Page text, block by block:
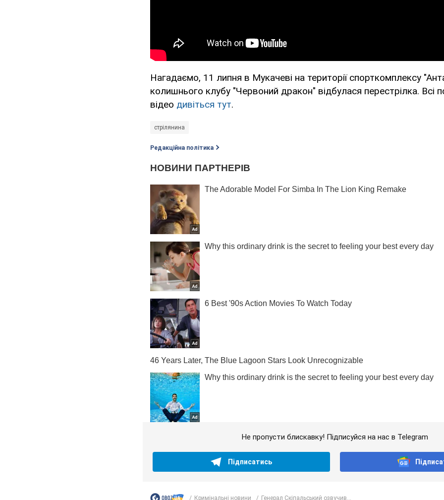
Нагадаємо, 11 липня в Мукачеві на території спорткомплексу
колишнього клубу "Червоний дракон" відбулася перестрілка. Всі
відео дивіться тут.
стрілянина
Редакційна політика
Не пропусти блискавку! Підписуйся на нас в Telegram
Підписатись
Кримінальні новини Генерал Скіпальський озвучив...